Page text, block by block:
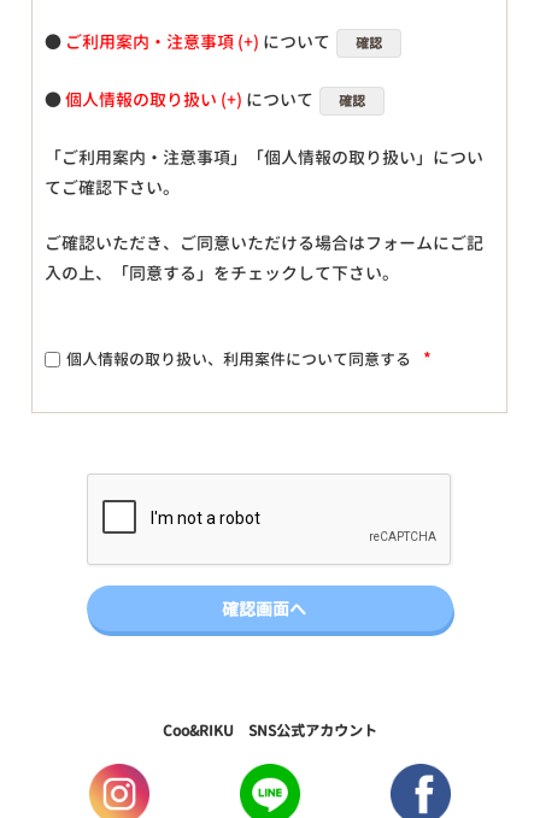
● ご利用案内・注意事項 について 確認
●個人情報の取り扱い について 確認
「ご利用案内・注意事項」「個人情報の取り扱い」につい
てご確認下さい。
ご確認いただき、ご同意いただける場合はフォームにご記
入の上、「同意する」をチェックして下さい。
個人情報の取り扱い、利用案件について同意する *
Coo&RIKU SNS公式アカウント